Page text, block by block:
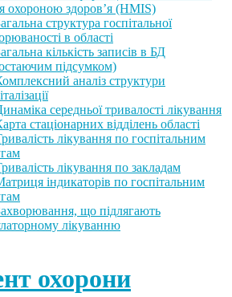
охороною здоров’я (HMIS)
структура госпітальної
в області
кількість записів в БД
підсумком)
аналіз структури
середньої тривалості лікування
стаціонарних відділень області
лікування по госпітальним
лікування по закладам
індикаторів по госпітальним
що підлягають
лікуванню
охорони